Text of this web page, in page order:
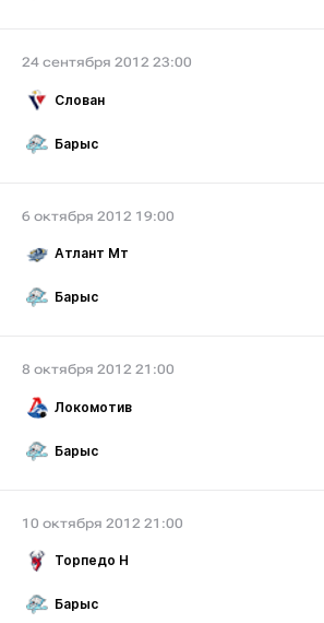
24 сентября 2012 23:00
Слован
Барыс
6 октября 2012 19:00
Атлант Мт
Барыс
8 октября 2012 21:00
Локомотив
Барыс
10 октября 2012 21:00
Торпедо Н
Барыс